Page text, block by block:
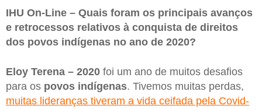
IHU On-Line – Quais foram os principais avanços
e retrocessos relativos à conquista de direitos
dos povos indígenas no ano de 2020?
Eloy Terena – 2020 foi um ano de muitos desafios
para os povos indígenas. Tivemos muitas perdas,
muitas lideranças tiveram a vida ceifada pela Covid-